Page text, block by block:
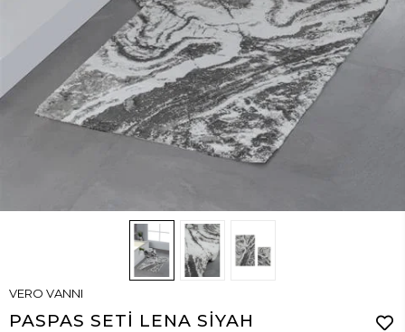
VERO VANNI
PASPAS SETİ LENA SİYAH